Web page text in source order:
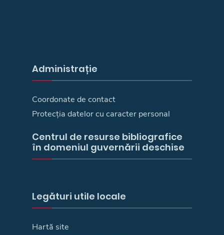
Administrație
Coordonate de contact
Protecția datelor cu caracter personal
Centrul de resurse bibliografice
în domeniul guvernării deschise
Legături utile locale
Hartă site